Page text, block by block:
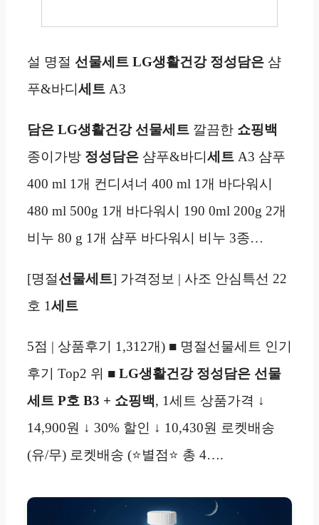
설 명절 선물세트 LG생활건강 정성담은 샴
푸&바디세트 A3
담은 LG생활건강 선물세트 깔끔한 쇼핑백
종이가방 정성담은 샴푸&바디세트 A3 샴푸
400 ml 1개 컨디셔너 400 ml 1개 바다워시
480 ml 500g 1개 바다워시 190 0ml 200g 2개
비누 80 g 1개 샴푸 바다워시 비누 3종…
[명절선물세트] 가격정보 | 사조 안심특선 22
호 1세트
5점 | 상품후기 1,312개) ■ 명절선물세트 인기
후기 Top2 위 ■ LG생활건강 정성담은 선물
세트 P호 B3 + 쇼핑백, 1세트 상품가격 ↓
14,900원 ↓ 30% 할인 ↓ 10,430원 로켓배송
(유/무) 로켓배송 (⭐별점⭐ 총 4….